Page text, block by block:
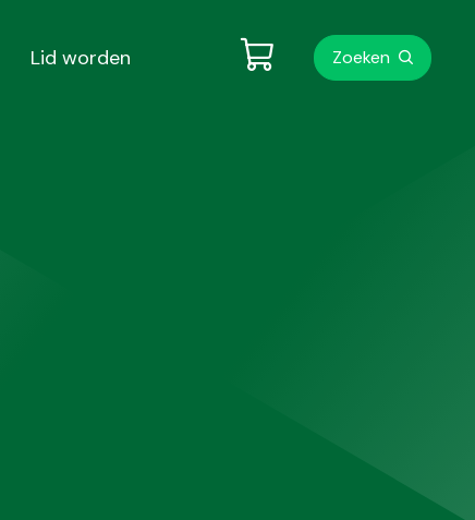
Lid worden Zoeken